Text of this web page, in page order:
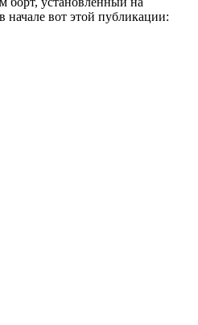
начале вот этой публикации: